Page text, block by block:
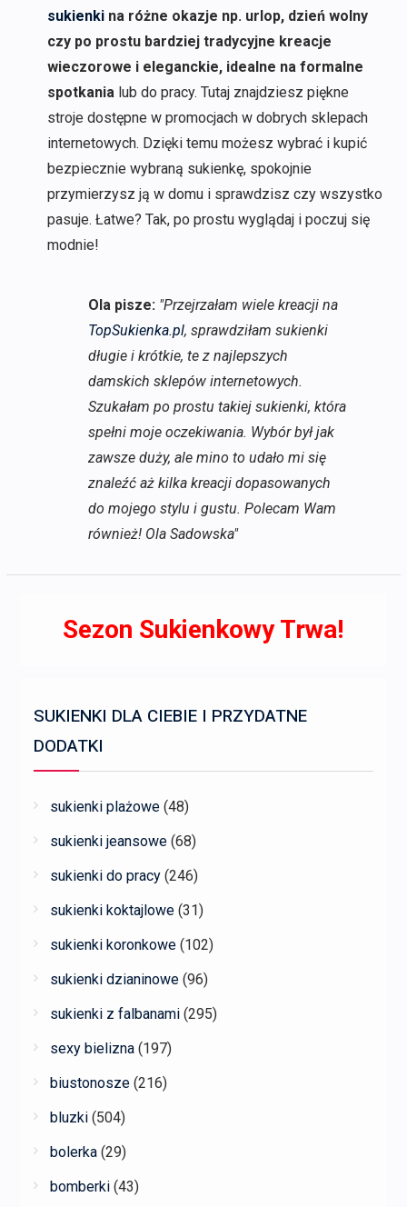
sukienkina różne okazje np. urlop, dzień wolny
czy po prostu bardziej tradycyjne kreacje
wieczorowe i eleganckie, idealne na formalne
spotkania lub do pracy. Tutaj znajdziesz piękne
stroje dostępne w promocjach w dobrych sklepach
internetowych. Dzięki temu możesz wybrać i kupić
bezpiecznie wybraną sukienkę, spokojnie
przymierzysz ją w domu i sprawdzisz czy wszystko
pasuje. Łatwe? Tak, po prostu wyglądaj i poczuj się
modnie!
Ola pisze: "Przejrzałam wiele kreacji na
TopSukienka.pl, sprawdziłam sukienki
długie i krótkie, te z najlepszych
damskich sklepów internetowych.
Szukałam po prostu takiej sukienki, która
spełni moje oczekiwania. Wybór był jak
zawsze duży, ale mino to udało mi się
znaleźć aż kilka kreacji dopasowanych
do mojego stylu i gustu. Polecam Wam
również! Ola Sadowska"
Sezon Sukienkowy Trwa!
SUKIENKI DLA CIEBIE I PRZYDATNE
DODATKI
sukienki plażowe (48)
sukienki jeansowe (68)
sukienki do pracy (246)
sukienki koktajlowe (31)
sukienki koronkowe (102)
sukienki dzianinowe (96)
sukienki z falbanami (295)
sexy bielizna (197)
biustonosze (216)
bluzki (504)
bolerka (29)
bomberki (43)